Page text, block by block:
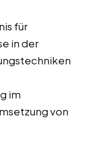
für
in der
im
von